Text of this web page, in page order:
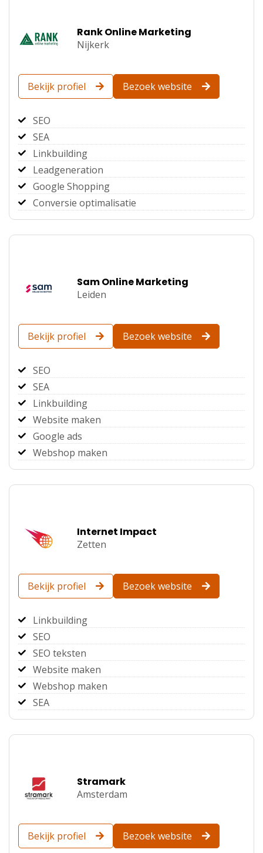
Rank Online Marketing
Nijkerk
Bekijk profiel Bezoek website
SEO
SEA
Linkbuilding
Leadgeneration
Google Shopping
Conversie optimalisatie
Sam Online Marketing
Leiden
Bekijk profiel Bezoek website
SEO
SEA
Linkbuilding
Website maken
Google ads
Webshop maken
Internet Impact
Zetten
Bekijk profiel Bezoek website
Linkbuilding
SEO
SEO teksten
Website maken
Webshop maken
SEA
Stramark
Amsterdam
Bekijk profiel Bezoek website